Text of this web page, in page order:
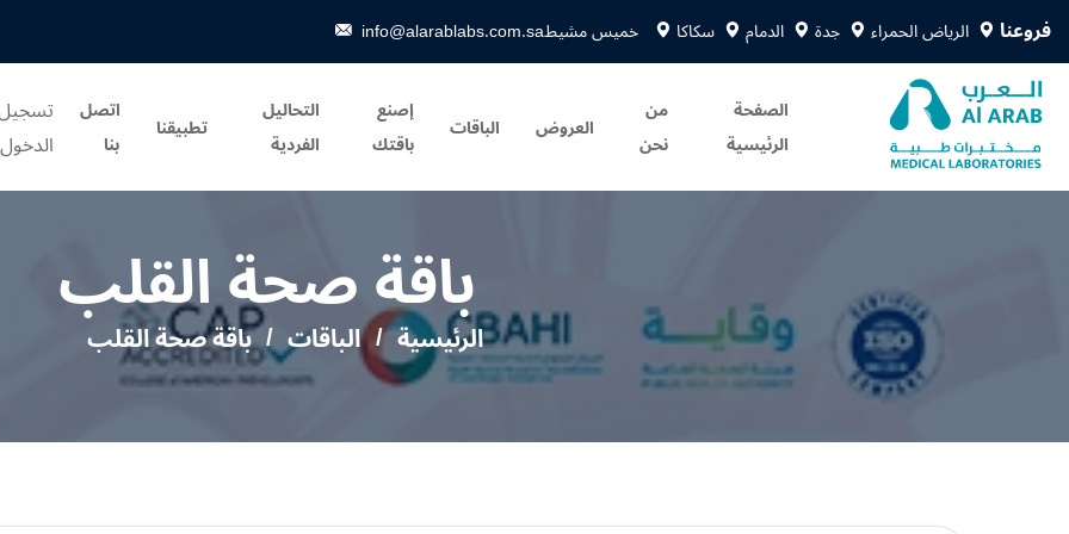
فروعنا الرياض الحمراء جدة الدمام سكاكا خميس مشيطinfo@alarablabs.com.sa
الصفحة
الرئيسية
من
نحن
العروض الباقات
إصنع
باقتك
التحاليل
الفردية
تطبيقنا
اتصل
بنا
الدخول
باقة صحة القلب
الرئيسية الباقات باقة صحة القلب